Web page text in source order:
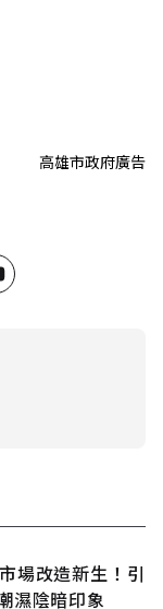
高雄市政府廣告
場改造新生！引
濕陰暗印象